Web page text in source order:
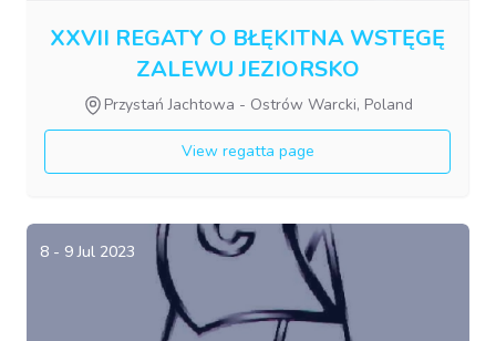
XXVII REGATY O BŁĘKITNA WSTĘGĘ
ZALEWU JEZIORSKO
Przystań Jachtowa - Ostrów Warcki, Poland
View regatta page
8 - 9 Jul 2023